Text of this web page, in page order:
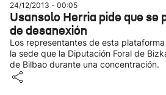
24/12/2013 - 00:05
Usansolo Herria pide que se
de desanexión
Los representantes de esta
la sede que la Diputación Foral de
de Bilbao durante una concentración.